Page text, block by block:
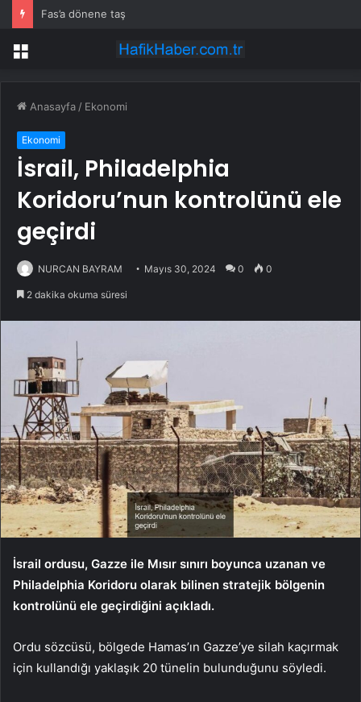
Fas’a dönene taş
Menü
Anasayfa / Ekonomi
Ekonomi
İsrail, Philadelphia
Koridoru’nun kontrolünü ele
geçirdi
NURCAN BAYRAM Mayıs 30, 2024 0 0
2 dakika okuma süresi
İsrail ordusu, Gazze ile Mısır sınırı boyunca uzanan ve
Philadelphia Koridoru olarak bilinen stratejik bölgenin
kontrolünü ele geçirdiğini açıkladı.
Ordu sözcüsü, bölgede Hamas’ın Gazze’ye silah kaçırmak
için kullandığı yaklaşık 20 tünelin bulunduğunu söyledi.